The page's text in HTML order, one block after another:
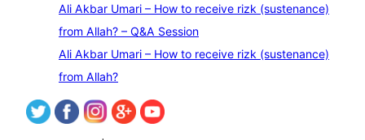
Ali Akbar Umari – How to receive rizk (sustenance)
from Allah? – Q&A Session
Ali Akbar Umari – How to receive rizk (sustenance)
from Allah?